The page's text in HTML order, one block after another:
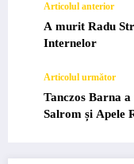
Articolul anterior
A murit Radu
Internelor
Articolul următor
Tanczos Barna
Salrom și Apele